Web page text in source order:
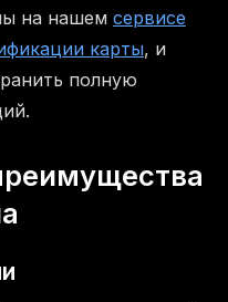
на нашем сервисе
карты, и
полную